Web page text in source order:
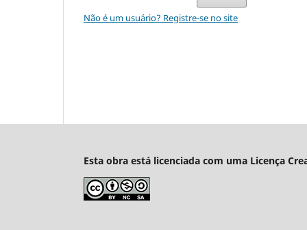
Não é um usuário? Registre-se no site
Esta obra está licenciada com uma Licença